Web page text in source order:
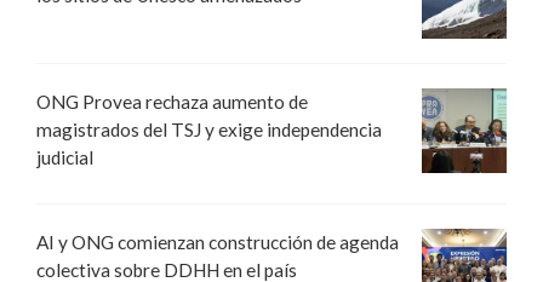
ONG Provea rechaza aumento de
magistrados del TSJ y exige independencia
judicial
AI y ONG comienzan construcción de agenda
colectiva sobre DDHH en el país